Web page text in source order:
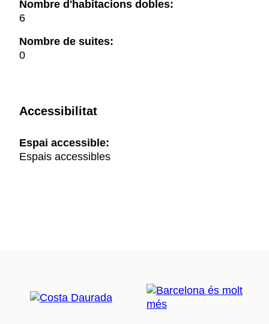
Nombre d'habitacions dobles:
6
Nombre de suites:
0
Accessibilitat
Espai accessible:
Espais accessibles